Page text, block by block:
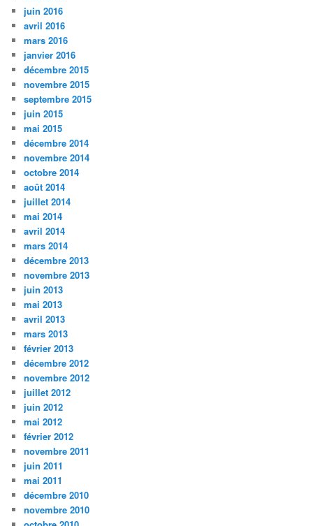
juin 2016
avril 2016
mars 2016
janvier 2016
décembre 2015
novembre 2015
septembre 2015
juin 2015
mai 2015
décembre 2014
novembre 2014
octobre 2014
août 2014
juillet 2014
mai 2014
avril 2014
mars 2014
décembre 2013
novembre 2013
juin 2013
mai 2013
avril 2013
mars 2013
février 2013
décembre 2012
novembre 2012
juillet 2012
juin 2012
mai 2012
février 2012
novembre 2011
juin 2011
mai 2011
décembre 2010
novembre 2010